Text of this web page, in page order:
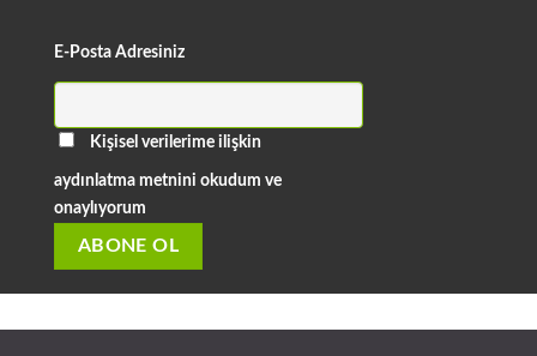
E-Posta Adresiniz
Kişisel verilerime ilişkin
aydınlatma metnini okudum ve
onaylıyorum